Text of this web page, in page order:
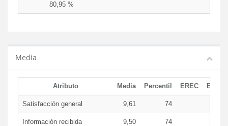
80,95 %
Media
Atributo Media Percentil EREC
Satisfacción general 9,61 74
Información recibida 9,50 74